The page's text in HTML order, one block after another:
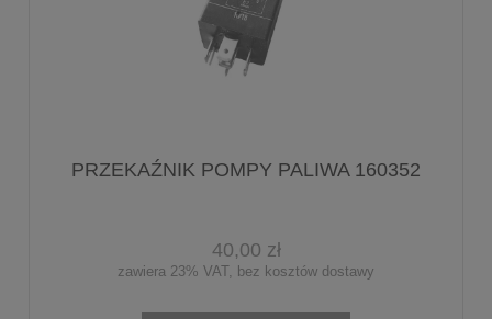
PRZEKAŹNIK POMPY PALIWA 160352
40,00 zł
zawiera 23% VAT, bez kosztów dostawy